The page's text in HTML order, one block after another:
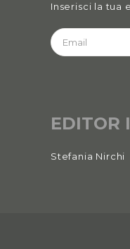
Inserisci la tua
EDITOR
Stefania Nirchi